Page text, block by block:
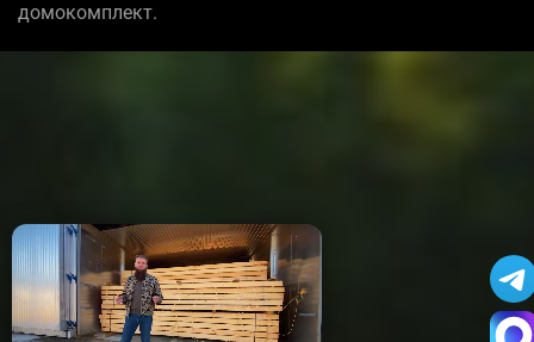
домокомплект.